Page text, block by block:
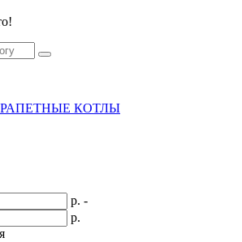
КОТЛЫ
р. -
р.